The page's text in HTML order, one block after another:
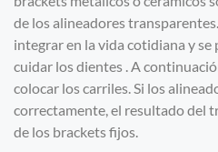
de los alineadores
integrar en la vida cotidiana y
cuidar los dientes . A
colocar los carriles. Si los
correctamente, el resultado del
de los brackets fijos.